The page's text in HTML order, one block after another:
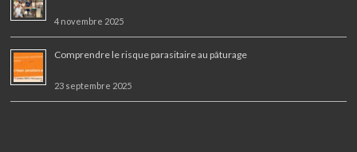
4 novembre 2025
Comprendre le risque parasitaire au pâturage
23 septembre 2025